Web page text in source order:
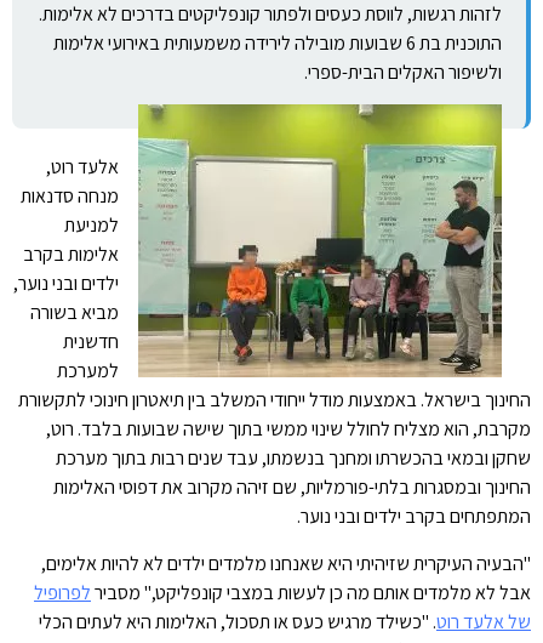
לזהות רגשות, לווסת כעסים ולפתור קונפליקטים בדרכים לא אלימות.
התוכנית בת 6 שבועות מובילה לירידה משמעותית באירועי אלימות
ולשיפור האקלים הבית-ספרי.
אלעד רוט,
מנחה סדנאות
למניעת
אלימות בקרב
ילדים ובני נוער,
מביא בשורה
חדשנית
למערכת
החינוך בישראל. באמצעות מודל ייחודי המשלב בין תיאטרון חינוכי לתקשורת
מקרבת, הוא מצליח לחולל שינוי ממשי בתוך שישה שבועות בלבד. רוט,
שחקן ובמאי בהכשרתו ומחנך בנשמתו, עבד שנים רבות בתוך מערכת
החינוך ובמסגרות בלתי-פורמליות, שם זיהה מקרוב את דפוסי האלימות
המתפתחים בקרב ילדים ובני נוער.
"הבעיה העיקרית שזיהיתי היא שאנחנו מלמדים ילדים לא להיות אלימים,
אבל לא מלמדים אותם מה כן לעשות במצבי קונפליקט," מסבירלפרופיל
של אלעד רוט. "כשילד מרגיש כעס או תסכול, האלימות היא לעתים הכלי